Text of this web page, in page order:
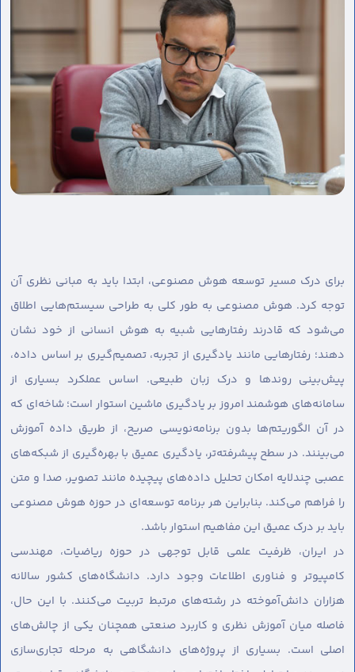
برای درک مسیر توسعه هوش مصنوعی، ابتدا باید به مبانی نظری آن
توجه کرد. هوش مصنوعی به طور کلی به طراحی سیستم‌هایی اطلاق
می‌شود که قادرند رفتارهایی شبیه به هوش انسانی از خود نشان
دهند؛ رفتارهایی مانند یادگیری از تجربه، تصمیم‌گیری بر اساس داده،
پیش‌بینی روندها و درک زبان طبیعی. اساس عملکرد بسیاری از
سامانه‌های هوشمند امروز بر یادگیری ماشین استوار است؛ شاخه‌ای که
در آن الگوریتم‌ها بدون برنامه‌نویسی صریح، از طریق داده آموزش
می‌بینند. در سطح پیشرفته‌تر، یادگیری عمیق با بهره‌گیری از شبکه‌های
عصبی چندلایه امکان تحلیل داده‌های پیچیده مانند تصویر، صدا و متن
را فراهم می‌کند. بنابراین هر برنامه توسعه‌ای در حوزه هوش مصنوعی
باید بر درک عمیق این مفاهیم استوار باشد.
در ایران، ظرفیت علمی قابل توجهی در حوزه ریاضیات، مهندسی
کامپیوتر و فناوری اطلاعات وجود دارد. دانشگاه‌های کشور سالانه
هزاران دانش‌آموخته در رشته‌های مرتبط تربیت می‌کنند. با این حال،
فاصله میان آموزش نظری و کاربرد صنعتی همچنان یکی از چالش‌های
اصلی است. بسیاری از پروژه‌های دانشگاهی به مرحله تجاری‌سازی